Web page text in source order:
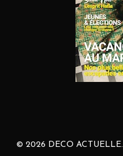
© 2026 DECO ACTUELLE.